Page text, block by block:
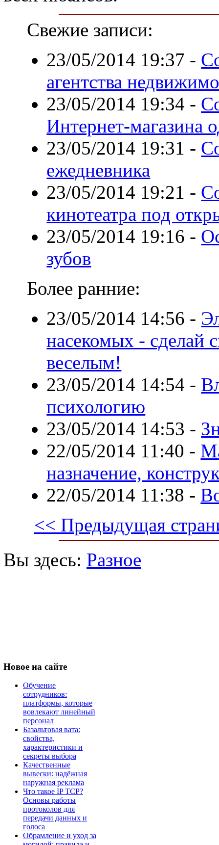
Свежие записи:
23/05/2014 19:37 -
агентства
23/05/2014 19:34 -
Интернет-магазина
23/05/2014 19:31 -
ежедневника
23/05/2014 19:21 -
кинотеатра под
23/05/2014 19:16 -
зубов
Более ранние:
23/05/2014 14:56 -
насекомых - сделай
веселым!
23/05/2014 14:54 -
психологию
23/05/2014 14:53 -
22/05/2014 11:40 -
назначение,
22/05/2014 11:38 -
<< Предыдущая
Вы здесь: Разное
Новое на сайте
Обучение
сотрудников:
платформы, которые
вовлекают линейный
персонал
Базальтовая вата:
свойства,
характеристики и
секреты выбора
Качественные
вывески: надёжная
наружная реклама
Что такое IP TCP?
Основы работы
протоколов для
передачи данных и
голоса
Обрамление и уход за